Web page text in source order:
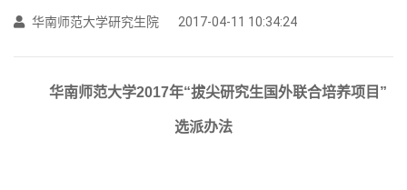
华南师范大学研究生院 2017-04-11 10:34:24
华南师范大学2017年“拔尖研究生国外联合培养项目”
选派办法